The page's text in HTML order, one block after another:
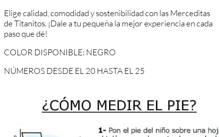
Elige calidad, comodidad y sostenibilidad con las Merceditas
de Titanitos. ¡Dale a tu pequeña la mejor experiencia en cada
paso que dé!
COLOR DISPONIBLE: NEGRO
NÚMEROS DESDE EL 20 HASTA EL 25